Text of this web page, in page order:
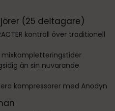
(25 deltagare)
kontroll över traditionell
än sin nuvarande
kompressorer med Anodyn